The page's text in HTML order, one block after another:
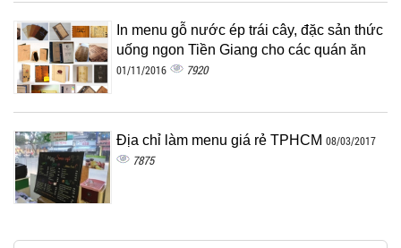
In menu gỗ nước ép trái cây, đặc sản thức
uống ngon Tiền Giang cho các quán ăn
01/11/2016 7920
Địa chỉ làm menu giá rẻ TPHCM 08/03/2017
7875